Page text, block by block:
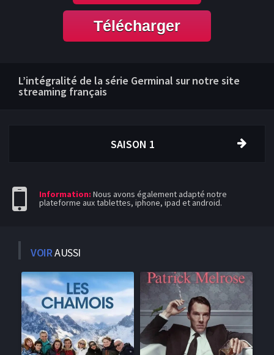
Télécharger
L’intégralité de la série Germinal sur notre site
streaming français
SAISON 1
Information: Nous avons également adapté notre
plateforme aux tablettes, iphone, ipad et android.
VOIRAUSSI